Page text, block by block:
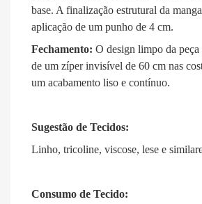
base. A finalização estrutural da
aplicação de um punho de 4 cm.
Fechamento: O design limpo da
de um zíper invisível de 60 cm nas
um acabamento liso e contínuo.
Sugestão de Tecidos:
Linho, tricoline, viscose, lese e
Consumo de Tecido: